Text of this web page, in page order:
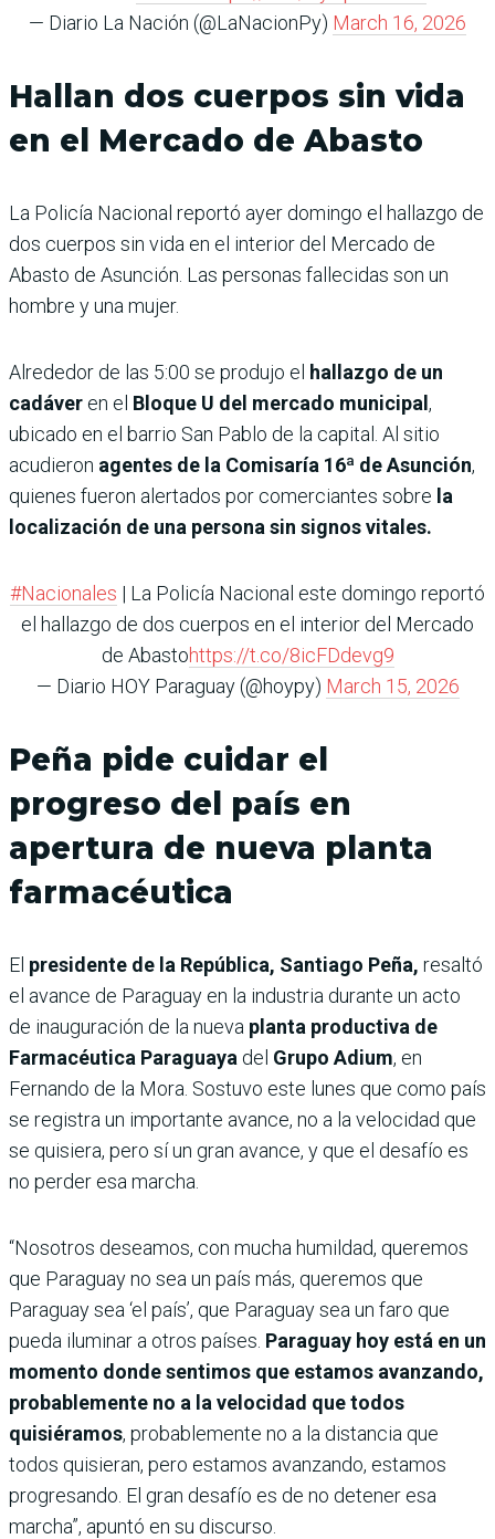
— Diario La Nación (@LaNacionPy) March 16, 2026
Hallan dos cuerpos sin vida
en el Mercado de Abasto
La Policía Nacional reportó ayer domingo el hallazgo de
dos cuerpos sin vida en el interior del Mercado de
Abasto de Asunción. Las personas fallecidas son un
hombre y una mujer.
Alrededor de las 5:00 se produjo el hallazgo de un
cadáver en el Bloque U del mercado municipal,
ubicado en el barrio San Pablo de la capital. Al sitio
acudieron agentes de la Comisaría 16ª de Asunción,
quienes fueron alertados por comerciantes sobre la
localización de una persona sin signos vitales.
#Nacionales | La Policía Nacional este domingo reportó
el hallazgo de dos cuerpos en el interior del Mercado
de Abastohttps://t.co/8icFDdevg9
— Diario HOY Paraguay (@hoypy) March 15, 2026
Peña pide cuidar el
progreso del país en
apertura de nueva planta
farmacéutica
El presidente de la República, Santiago Peña, resaltó
el avance de Paraguay en la industria durante un acto
de inauguración de la nueva planta productiva de
Farmacéutica Paraguaya del Grupo Adium, en
Fernando de la Mora. Sostuvo este lunes que como país
se registra un importante avance, no a la velocidad que
se quisiera, pero sí un gran avance, y que el desafío es
no perder esa marcha.
“Nosotros deseamos, con mucha humildad, queremos
que Paraguay no sea un país más, queremos que
Paraguay sea ‘el país’, que Paraguay sea un faro que
pueda iluminar a otros países. Paraguay hoy está en un
momento donde sentimos que estamos avanzando,
probablemente no a la velocidad que todos
quisiéramos, probablemente no a la distancia que
todos quisieran, pero estamos avanzando, estamos
progresando. El gran desafío es de no detener esa
marcha”, apuntó en su discurso.